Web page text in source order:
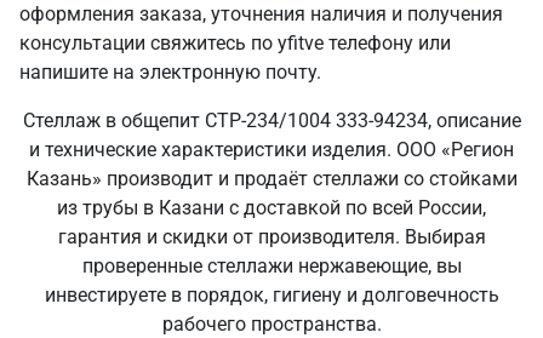
оформления заказа, уточнения наличия и получения
консультации свяжитесь по yfitve телефону или
напишите на электронную почту.
Стеллаж в общепит СТР-234/1004 333-94234, описание
и технические характеристики изделия. ООО «Регион
Казань» производит и продаёт стеллажи со стойками
из трубы в Казани с доставкой по всей России,
гарантия и скидки от производителя. Выбирая
проверенные стеллажи нержавеющие, вы
инвестируете в порядок, гигиену и долговечность
рабочего пространства.